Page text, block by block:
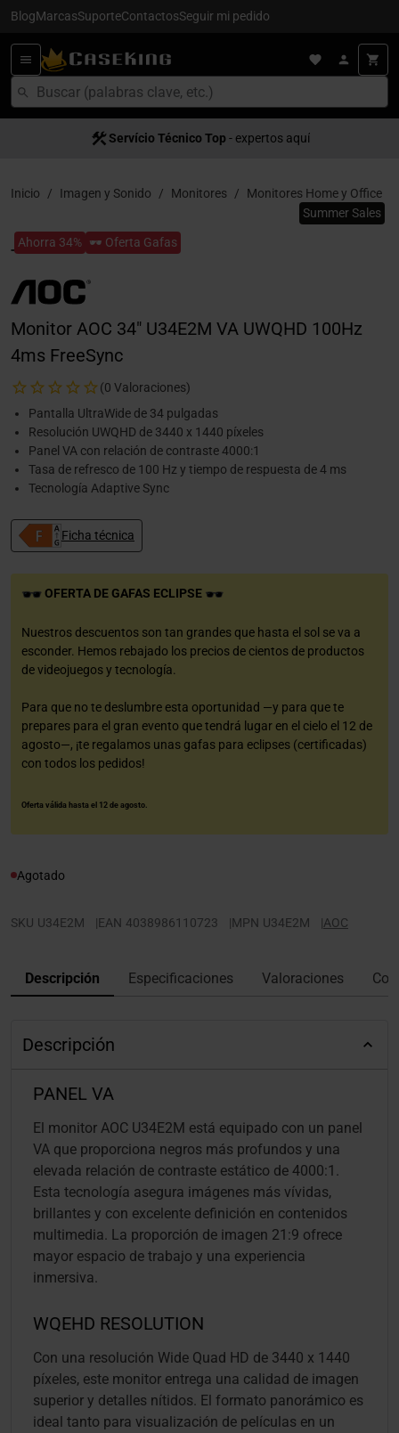
BlogMarcasSuporteContactosSeguir mi pedido
Servício Técnico Top - expertos aquí
Inicio Imagen y Sonido Monitores Monitores Home y Office
Ahorra 34% 🕶️ Oferta Gafas
Summer Sales
Monitor AOC 34" U34E2M VA UWQHD 100Hz
4ms FreeSync
(0 Valoraciones)
Pantalla UltraWide de 34 pulgadas
Resolución UWQHD de 3440 x 1440 píxeles
Panel VA con relación de contraste 4000:1
Tasa de refresco de 100 Hz y tiempo de respuesta de 4 ms
Tecnología Adaptive Sync
Ficha técnica
OFERTA DE GAFAS ECLIPSE
Nuestros descuentos son tan grandes que hasta el sol se va a
esconder. Hemos rebajado los precios de cientos de productos
de videojuegos y tecnología.
Para que no te deslumbre esta oportunidad —y para que te
prepares para el gran evento que tendrá lugar en el cielo el 12 de
agosto—, ¡te regalamos unas gafas para eclipses (certificadas)
con todos los pedidos!
Oferta válida hasta el 12 de agosto.
Agotado
SKU U34E2M |EAN 4038986110723 |MPN U34E2M |AOC
Descripción Especificaciones Valoraciones
Descripción
PANEL VA
El monitor AOC U34E2M está equipado con un panel
VA que proporciona negros más profundos y una
elevada relación de contraste estático de 4000:1.
Esta tecnología asegura imágenes más vívidas,
brillantes y con excelente definición en contenidos
multimedia. La proporción de imagen 21:9 ofrece
mayor espacio de trabajo y una experiencia
inmersiva.
WQEHD RESOLUTION
Con una resolución Wide Quad HD de 3440 x 1440
píxeles, este monitor entrega una calidad de imagen
superior y detalles nítidos. El formato panorámico es
ideal tanto para visualización de películas en un